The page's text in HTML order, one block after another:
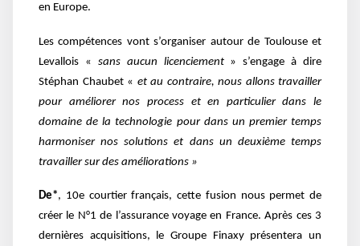
en Europe.
Les compétences vont s’organiser autour de Toulouse et
Levallois « sans aucun licenciement» s’engage à dire
Stéphan Chaubet « et au contraire, nous allons travailler
pour améliorer nos process et en particulier dans le
domaine de la technologie pour dans un premier temps
harmoniser nos solutions et dans un deuxième temps
travailler sur des améliorations »
De*, 10e courtier français, cette fusion nous permet de
créer le N°1 de l’assurance voyage en France. Après ces 3
dernières acquisitions, le Groupe Finaxy présentera un